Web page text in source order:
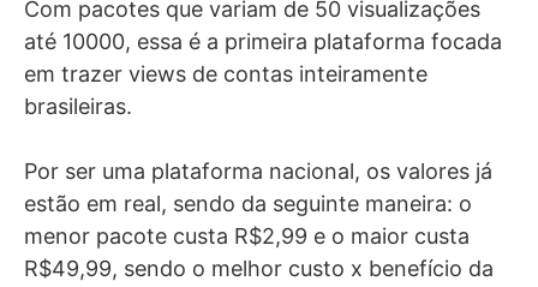
Com pacotes que variam de 50 visualizações
até 10000, essa é a primeira plataforma focada
em trazer views de contas inteiramente
brasileiras.
Por ser uma plataforma nacional, os valores já
estão em real, sendo da seguinte maneira: o
menor pacote custa R$2,99 e o maior custa
R$49,99, sendo o melhor custo x benefício da